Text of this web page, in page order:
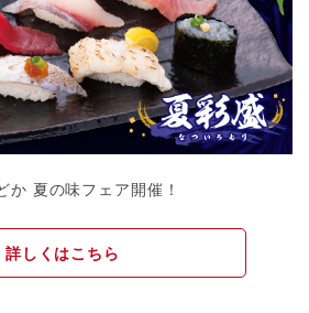
か 夏の味フェア開催！
詳しくはこちら